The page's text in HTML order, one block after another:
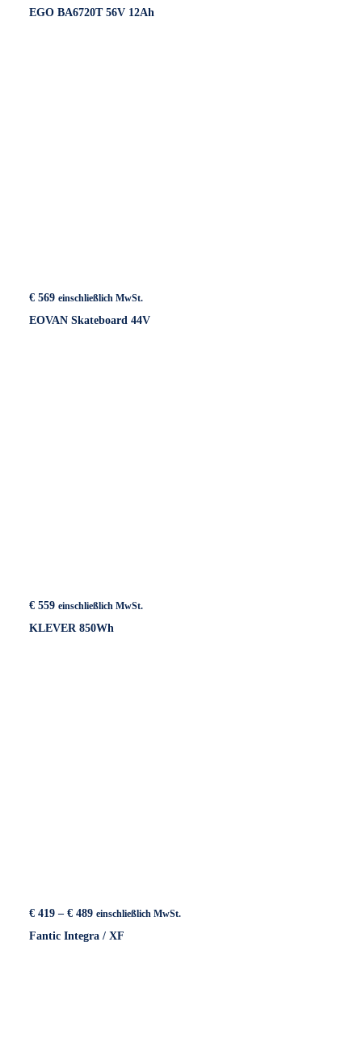
war: ist:
EGO BA6720T 56V 12Ah
€ 569 einschließlich MwSt.
EOVAN Skateboard 44V
€ 559 einschließlich MwSt.
KLEVER 850Wh
€ 419 – € 489Preisspanne:
bis
einschließlich MwSt.
Fantic Integra / XF